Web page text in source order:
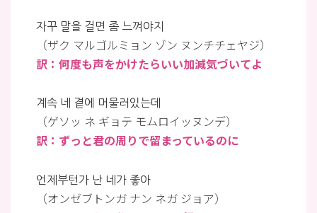
자꾸 말을 걸면 좀 느껴야지
（ザク マルゴルミョン ゾン ヌンチチェヤジ）
訳：何度も声をかけたらいい加減気づいてよ
계속 네 곁에 머물러있는데
（ゲソッ ネ ギョテ モムロイッヌンデ）
訳：ずっと君の周りで留まっているのに
언제부턴가 난 네가 좋아
（オンゼブトンガ ナン ネガ ジョア）